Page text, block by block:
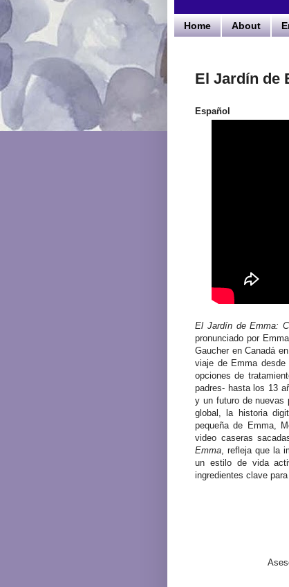
Home About
El Jardín de
Español
El Jardín de Emma:
pronunciado por
Gaucher en Canadá
viaje de Emma
opciones de
padres- hasta los 13
y un futuro de nuevas
global, la historia
pequeña de Emma,
video caseras
Emma , refleja que la
un estilo de vida
ingredientes clave